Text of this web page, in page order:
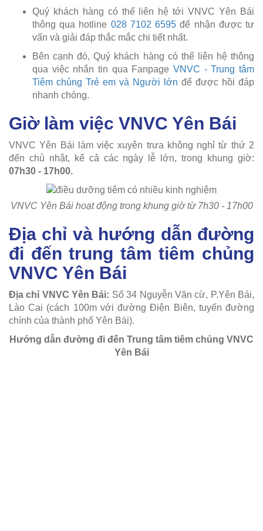
Quý khách hàng có thể liên hệ tới VNVC Yên Bái
thông qua hotline 028 7102 6595 để nhận được tư
vấn và giải đáp thắc mắc chi tiết nhất.
Bên cạnh đó, Quý khách hàng có thể liên hệ thông
qua việc nhắn tin qua Fanpage VNVC - Trung tâm
Tiêm chủng Trẻ em và Người lớn để được hồi đáp
nhanh chóng.
Giờ làm việc VNVC Yên Bái
VNVC Yên Bái làm việc xuyên trưa không nghỉ từ thứ 2
đến chủ nhật, kể cả các ngày lễ lớn, trong khung giờ:
07h30 - 17h00.
VNVC Yên Bái hoạt động trong khung giờ từ 7h30 - 17h00
Địa chỉ và hướng dẫn đường
đi đến trung tâm tiêm chủng
VNVC Yên Bái
Địa chỉ VNVC Yên Bái: Số 34 Nguyễn Văn cừ, P.Yên Bái,
Lào Cai (cách 100m với đường Điện Biên, tuyến đường
chính của thành phố Yên Bái).
Hướng dẫn đường đi đến Trung tâm tiêm chủng VNVC
Yên Bái